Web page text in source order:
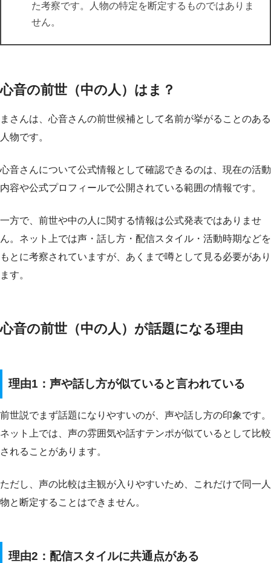
た考察です。人物の特定を断定するものではありま
せん。
心音の前世（中の人）はま？
まさんは、心音さんの前世候補として名前が挙がることのある
人物です。
心音さんについて公式情報として確認できるのは、現在の活動
内容や公式プロフィールで公開されている範囲の情報です。
一方で、前世や中の人に関する情報は公式発表ではありませ
ん。ネット上では声・話し方・配信スタイル・活動時期などを
もとに考察されていますが、あくまで噂として見る必要があり
ます。
心音の前世（中の人）が話題になる理由
理由1：声や話し方が似ていると言われている
前世説でまず話題になりやすいのが、声や話し方の印象です。
ネット上では、声の雰囲気や話すテンポが似ているとして比較
されることがあります。
ただし、声の比較は主観が入りやすいため、これだけで同一人
物と断定することはできません。
理由2：配信スタイルに共通点がある